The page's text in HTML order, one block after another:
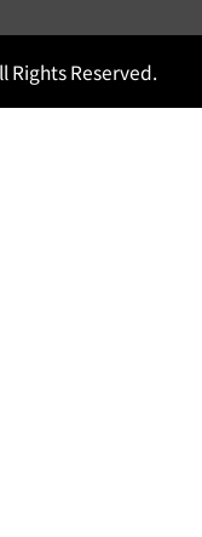
Rights Reserved.